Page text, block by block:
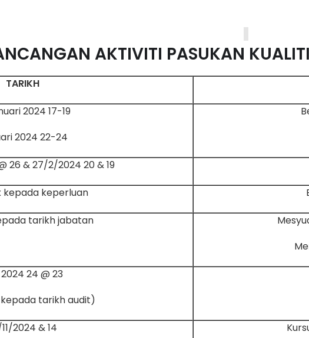
AKTIVITI PASUKAN
TARIKH
17-19 Januari 2024 @
22-24 Januari 2024
19 & 20 Februari 2024 @ 26 & 27/2/2024
kepada keperluan
tarikh jabatan
23 @ 24 Mei 2024
(Tertakluk kepada tarikh audit)
14 & 15/11/2024